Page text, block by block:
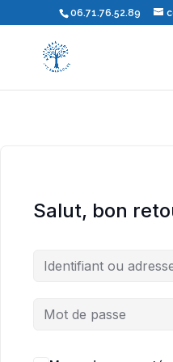
06.71.76.52.89
Salut, bon